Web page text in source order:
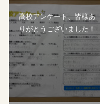
高校アンケート、皆様あ
りがとうございました！